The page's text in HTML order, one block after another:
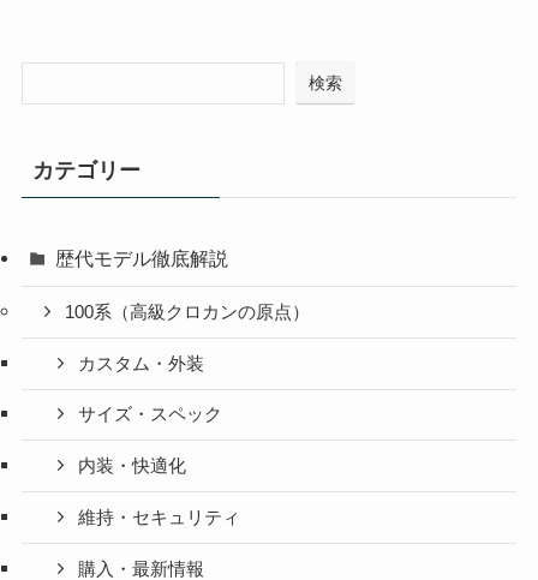
検索
カテゴリー
歴代モデル徹底解説
100系（高級クロカンの原点）
カスタム・外装
サイズ・スペック
内装・快適化
維持・セキュリティ
購入・最新情報